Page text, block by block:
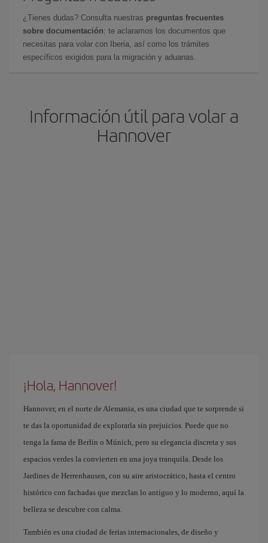
¿Tienes dudas? Consulta nuestras preguntas frecuentes
sobre documentación: te aclaramos los documentos que
necesitas para volar con Iberia, así como los trámites
específicos exigidos para la migración y aduanas.
Información útil para volar a
Hannover
¡Hola, Hannover!
Hannover, en el norte de Alemania, es una ciudad que te sorprende si
te das la oportunidad de explorarla sin prejuicios. Puede que no
tenga la fama de Berlín o Múnich, pero su elegancia discreta y sus
espacios verdes la convierten en una joya tranquila. Desde los
Jardines de Herrenhausen, con su aire aristocrático, hasta el centro
histórico con fachadas que mezclan lo antiguo y lo moderno, aquí la
belleza se descubre con calma.
También es una ciudad de ferias internacionales, de diseño y